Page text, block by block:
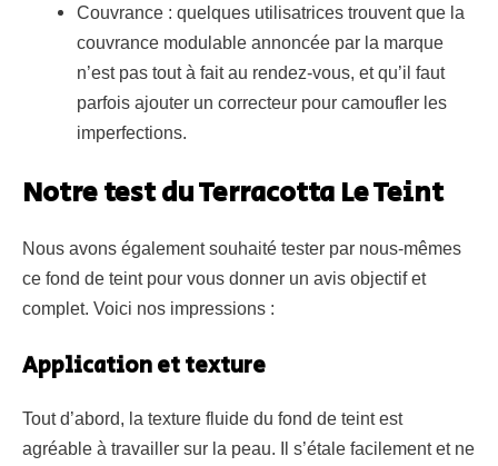
Couvrance : quelques utilisatrices trouvent que la
couvrance modulable annoncée par la marque
n’est pas tout à fait au rendez-vous, et qu’il faut
parfois ajouter un correcteur pour camoufler les
imperfections.
Notre test du Terracotta Le Teint
Nous avons également souhaité tester par nous-mêmes
ce fond de teint pour vous donner un avis objectif et
complet. Voici nos impressions :
Application et texture
Tout d’abord, la texture fluide du fond de teint est
agréable à travailler sur la peau. Il s’étale facilement et ne